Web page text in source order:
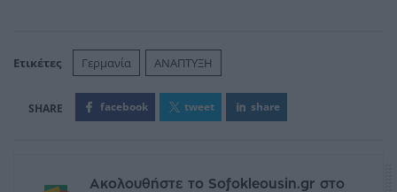
Ετικέτες Γερμανία ΑΝΑΠΤΥΞΗ
facebook tweet share
Ακολουθήστε το Sofokleousin.gr στο